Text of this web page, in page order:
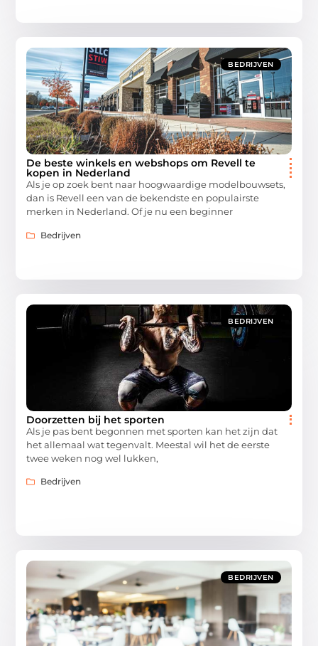
BEDRIJVEN
De beste winkels en webshops om Revell te
kopen in Nederland
Als je op zoek bent naar hoogwaardige modelbouwsets,
dan is Revell een van de bekendste en populairste
merken in Nederland. Of je nu een beginner
Bedrijven
BEDRIJVEN
Doorzetten bij het sporten
Als je pas bent begonnen met sporten kan het zijn dat
het allemaal wat tegenvalt. Meestal wil het de eerste
twee weken nog wel lukken,
Bedrijven
BEDRIJVEN